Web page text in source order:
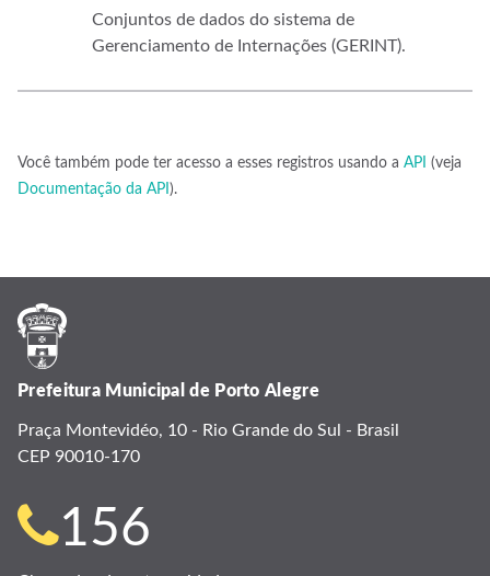
Conjuntos de dados do sistema de
Gerenciamento de Internações (GERINT).
Você também pode ter acesso a esses registros usando a API (veja
Documentação da API ).
Prefeitura Municipal de Porto Alegre
Praça Montevidéo, 10 - Rio Grande do Sul - Brasil
CEP 90010-170
Telefone
156